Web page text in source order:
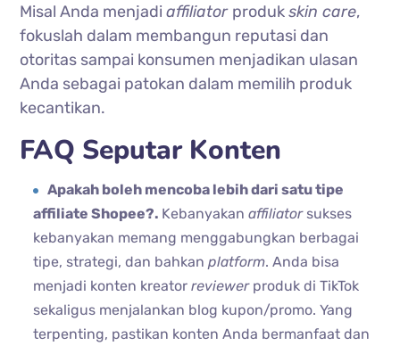
Misal Anda menjadiaffiliator produkskin care,
fokuslah dalam membangun reputasi dan
otoritas sampai konsumen menjadikan ulasan
Anda sebagai patokan dalam memilih produk
kecantikan.
FAQ Seputar Konten
Apakah boleh mencoba lebih dari satu tipe
affiliate Shopee?. Kebanyakanaffiliatorsukses
kebanyakan memang menggabungkan berbagai
tipe, strategi, dan bahkanplatform. Anda bisa
menjadi konten kreatorreviewer produk di TikTok
sekaligus menjalankan blog kupon/promo. Yang
terpenting, pastikan konten Anda bermanfaat dan